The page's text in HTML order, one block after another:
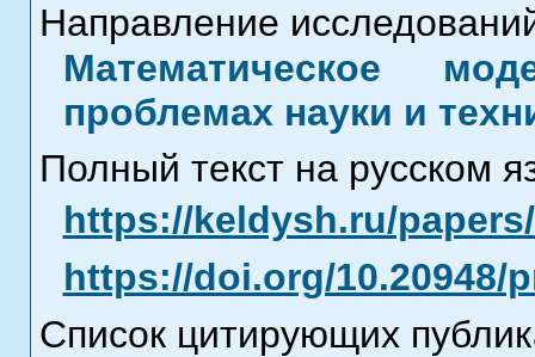
Направление
Математическое
проблемах науки и
Полный текст на русском
https://keldysh.ru/
https://doi.org/10.20948/
Список цитирующих